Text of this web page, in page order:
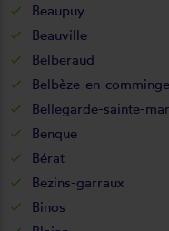
Beaupuy
Beauville
Belberaud
Belbèze-en-
Bellegarde-sainte-
Benque
Bérat
Bezins-garraux
Binos